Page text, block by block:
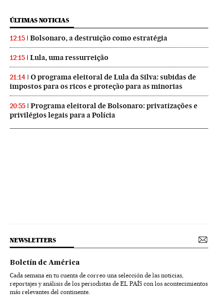
ÚLTIMAS NOTICIAS
12:15 Bolsonaro, a destruição como estratégia
12:15 Lula, uma ressurreição
21:14
O programa eleitoral de Lula da Silva: subidas de
impostos para os ricos e proteção para as minorias
20:55
Programa eleitoral de Bolsonaro: privatizações e
privilégios legais para a Polícia
NEWSLETTERS
Boletín de América
Cada semana en tu cuenta de correo una selección de las noticias,
reportajes y análisis de los periodistas de EL PAÍS con los acontecimientos
más relevantes del continente.